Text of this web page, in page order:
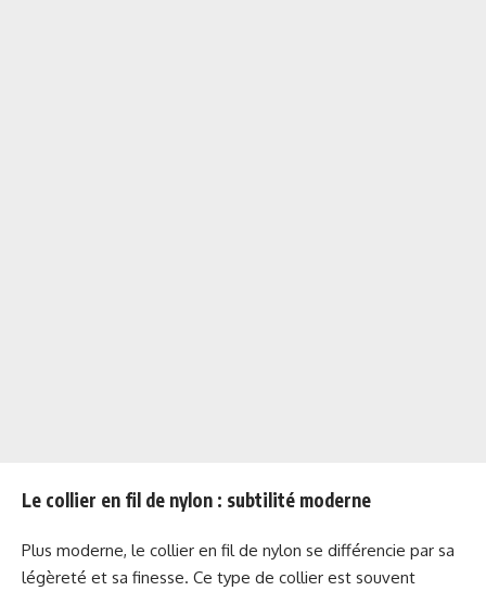
Le collier en fil de nylon : subtilité moderne
Plus moderne, le collier en fil de nylon se différencie par sa
légèreté et sa finesse. Ce type de collier est souvent